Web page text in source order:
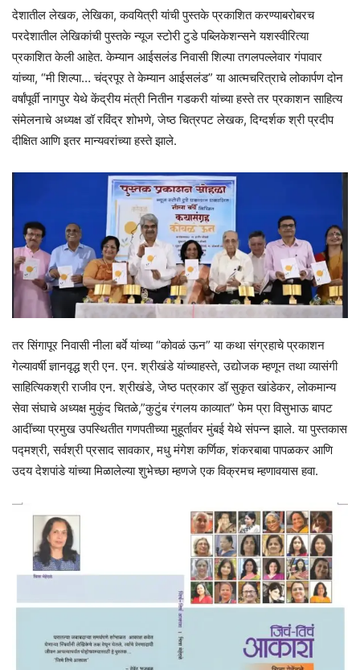
देशातील लेखक, लेखिका, कवयित्री यांची पुस्तके प्रकाशित करण्याबरोबरच
परदेशातील लेखिकांची पुस्तके न्यूज स्टोरी टुडे पब्लिकेशन्सने यशस्वीरित्या
प्रकाशित केली आहेत. केम्यान आईसलंड निवासी शिल्पा तगलपल्लेवार गंपावार
यांच्या, “मी शिल्पा… चंद्रपूर ते केम्यान आईसलंड” या आत्मचरित्राचे लोकार्पण दोन
वर्षांपूर्वी नागपुर येथे केंद्रीय मंत्री नितीन गडकरी यांच्या हस्ते तर प्रकाशन साहित्य
संमेलनाचे अध्यक्ष डॉ रविंद्र शोभणे, जेष्ठ चित्रपट लेखक, दिग्दर्शक श्री प्रदीप
दीक्षित आणि इतर मान्यवरांच्या हस्ते झाले.
तर सिंगापूर निवासी नीला बर्वे यांच्या “कोवळं ऊन” या कथा संग्रहाचे प्रकाशन
गेल्यावर्षी ज्ञानवृद्ध श्री एन. एन. श्रीखंडे यांच्याहस्ते, उद्योजक म्हणून तथा व्यासंगी
साहित्यिकश्री राजीव एन. श्रीखंडे, जेष्ठ पत्रकार डॉ सुकृत खांडेकर, लोकमान्य
सेवा संघाचे अध्यक्ष मुकुंद चितळे,”कुटुंब रंगलय काव्यात” फेम प्रा विसुभाऊ बापट
आदींच्या प्रमुख उपस्थितीत गणपतीच्या मुहूर्तावर मुंबई येथे संपन्न झाले. या पुस्तकास
पद्मश्री, सर्वश्री प्रसाद सावकार, मधु मंगेश कर्णिक, शंकरबाबा पापळकर आणि
उदय देशपांडे यांच्या मिळालेल्या शुभेच्छा म्हणजे एक विक्रमच म्हणावयास हवा.